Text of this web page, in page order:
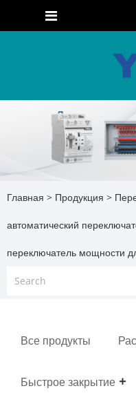
Главная > Продукция >
автоматический
переключатель мощности
Все продукты
Быстрое закрытие